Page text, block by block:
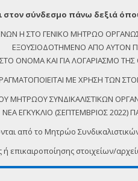
στον σύνδεσμο πάνω δεξιά
Η ΣΤΟ ΓΕΝΙΚΟ ΜΗΤΡΩΟ
ΕΞΟΥΣΙΟΔΟΤΗΜΕΝΟ ΑΠΟ ΑΥΤΟΝ
ΟΝΟΜΑ ΚΑΙ ΓΙΑ ΛΟΓΑΡΙΑΣΜΟ
ΜΕ ΧΡΗΣΗ ΤΩΝ
ΤΟΥ ΜΗΤΡΩΟΥ
ΝΕΑ ΕΓΚΥΚΛΙΟ (ΣΕΠΤΕΜΒΡΙΟΣ 2022)
από το Μητρώο
επικαιροποίησης στοιχείων/